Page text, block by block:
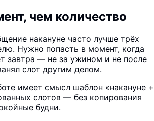
чем количество
накануне часто лучше трёх
Нужно попасть в момент, когда
завтра — не за ужином и не после
слот другим делом.
имеет смысл шаблон «накануне +
слотов — без копирования
будни.